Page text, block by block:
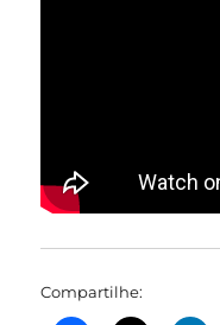
Compartilhe: